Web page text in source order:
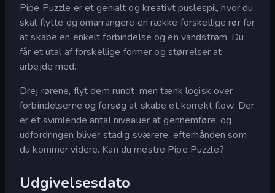
Pipe Puzzle er et genialt og kreativt puslespil, hvor du
skal flytte og omarrangere en række forskellige rør for
at skabe en enkelt forbindelse og en vandstrøm. Du
får et utal af forskellige former og størrelser at
arbejde med.
Drej rørene, flyt dem rundt, men tænk logisk over
forbindelserne og forsøg at skabe et korrekt flow. Der
er et svimlende antal niveauer at gennemføre, og
udfordringen bliver stadig sværere, efterhånden som
du kommer videre. Kan du mestre Pipe Puzzle?
Udgivelsesdato